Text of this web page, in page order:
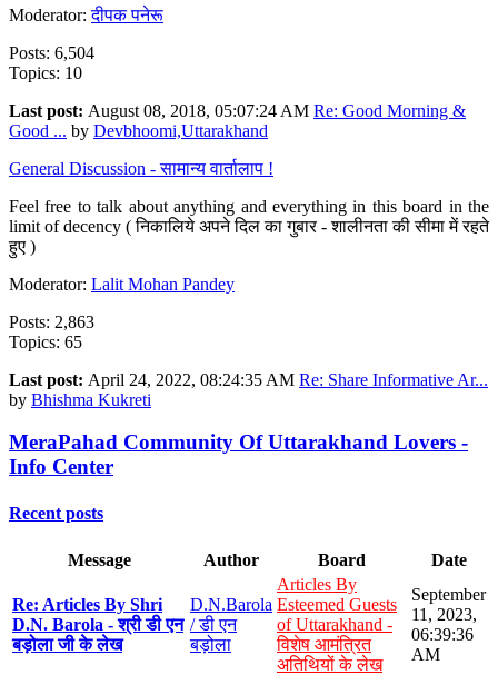
Moderator:दीपक पनेरू
Posts: 6,504
Topics: 10
Last post: August 08, 2018, 05:07:24 AM Re: Good Morning &
Good ... by Devbhoomi,Uttarakhand
General Discussion - सामान्य वार्तालाप !
Feel free to talk about anything and everything in this board in the
limit of decency ( निकालिये अपने दिल का गुबार - शालीनता की सीमा में रहते
हुए )
Moderator: Lalit Mohan Pandey
Posts: 2,863
Topics: 65
Last post: April 24, 2022, 08:24:35 AM Re: Share Informative Ar...
by Bhishma Kukreti
MeraPahad Community Of Uttarakhand Lovers -
Info Center
Recent posts
Message Author Board Date
Re: Articles By Shri
D.N. Barola - श्री डी एन
बड़ोला जी के लेख
D.N.Barola
/ डी एन
बड़ोला
Articles By
Esteemed Guests
of Uttarakhand -
विशेष आमंत्रित
अतिथियों के लेख
September
11, 2023,
06:39:36
AM